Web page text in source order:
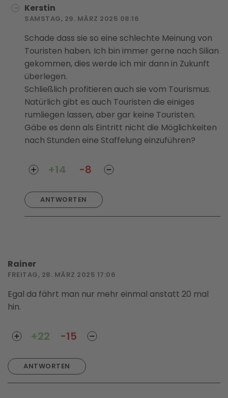
Kerstin
SAMSTAG, 29. MÄRZ 2025 08:16
Schade dass sie so eine schlechte Meinung von
Touristen haben. Ich bin immer gerne nach Silian
gekommen, dies werde ich mir dann in Zukunft
überlegen.
Schließlich profitieren auch sie vom Tourismus.
Natürlich gibt es auch Touristen die einiges
rumliegen lassen, aber gar keine Touristen.
Gäbe es denn als Eintritt nicht die Möglichkeiten
nach Stunden eine Staffelung einzuführen?
ANTWORTEN
+14 -8
Rainer
FREITAG, 28. MÄRZ 2025 17:06
Egal da fährt man nur mehr einmal anstatt 20 mal
hin.
ANTWORTEN
+22 -15